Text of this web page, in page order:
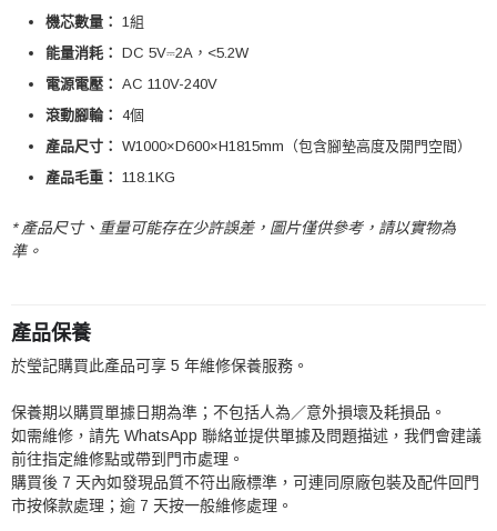
機芯數量：
1組
能量消耗： DC 5V⎓2A，<5.2W
電源電壓： AC 110V-240V
滾動腳輪： 4個
產品尺寸： W1000×D600×H1815mm（包含腳墊高度及開門空間）
產品毛重：
118.1KG
* 產品尺寸、重量可能存在少許誤差，圖片僅供參考，請以實物為
準。
產品保養
於瑩記購買此產品可享 5 年維修保養服務。
保養期以購買單據日期為準；不包括人為／意外損壞及耗損品。
如需維修，請先 WhatsApp 聯絡並提供單據及問題描述，我們會建議
前往指定維修點或帶到門市處理。
購買後 7 天內如發現品質不符出廠標準，可連同原廠包裝及配件回門
市按條款處理；逾 7 天按一般維修處理。